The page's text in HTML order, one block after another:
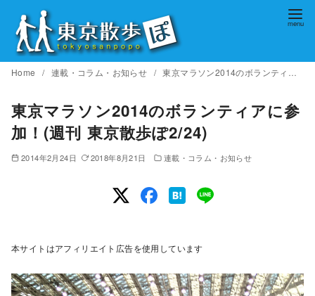
ンHome 連載・コラム・お知らせ 東京マラソン2014のボランティアに参加！(週刊 東京散歩ぽ2/24)
東京マラソン2014のボランティアに参
加！(週刊 東京散歩ぽ2/24)
2014年2月24日 2018年8月21日 連載・コラム・お知らせ
本サイトはアフィリエイト広告を使用しています